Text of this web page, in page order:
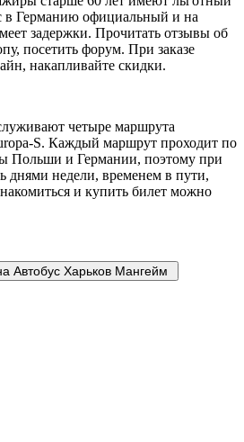
в Германию официальный и на
задержки. Прочитать отзывы об
посетить форум. При заказе
накапливайте скидки.
четыре маршрута
S. Каждый маршрут проходит по
Польши и Германии, поэтому при
днями недели, временем в пути,
и купить билет можно